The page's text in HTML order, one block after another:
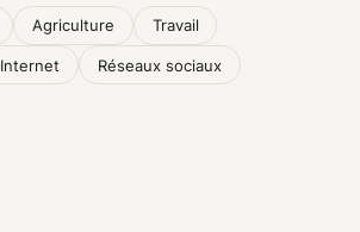
Agriculture Travail
Internet Réseaux sociaux